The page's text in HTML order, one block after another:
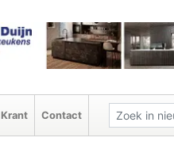
Krant Contact